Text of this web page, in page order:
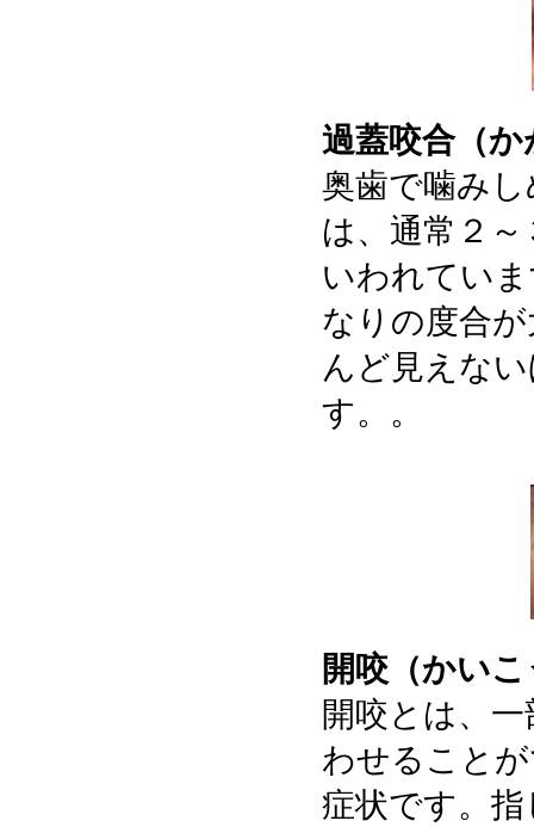
過蓋咬合（
奥歯で噛み
は、通常２
いわれてい
なりの度合
んど見えな
す。。
開咬（かい
開咬とは、
わせること
症状です。